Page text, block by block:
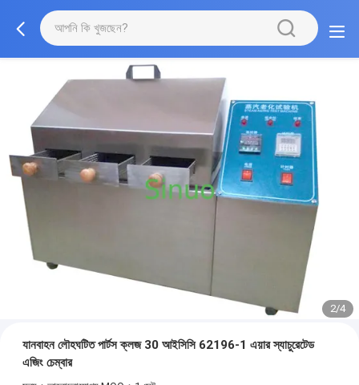
2/4
যানবাহন লৌহঘটিত পার্টস ক্লজ 30 আইসিসি 62196-1 এয়ার স্যাচুরেটেড
এজিং চেম্বার